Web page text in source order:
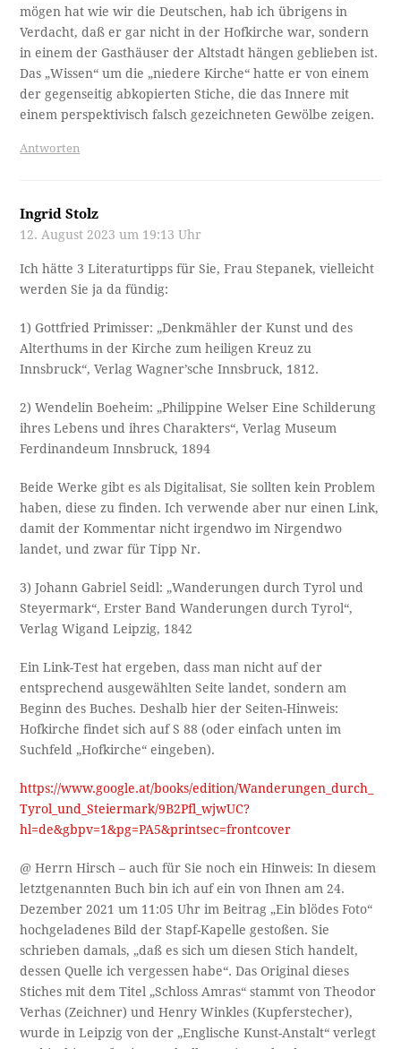
mögen hat wie wir die Deutschen, hab ich übrigens in
Verdacht, daß er gar nicht in der Hofkirche war, sondern
in einem der Gasthäuser der Altstadt hängen geblieben ist.
Das „Wissen“ um die „niedere Kirche“ hatte er von einem
der gegenseitig abkopierten Stiche, die das Innere mit
einem perspektivisch falsch gezeichneten Gewölbe zeigen.
Antworten
Ingrid Stolz
12. August 2023 um 19:13 Uhr
Ich hätte 3 Literaturtipps für Sie, Frau Stepanek, vielleicht
werden Sie ja da fündig:
1) Gottfried Primisser: „Denkmähler der Kunst und des
Alterthums in der Kirche zum heiligen Kreuz zu
Innsbruck“, Verlag Wagner’sche Innsbruck, 1812.
2) Wendelin Boeheim: „Philippine Welser Eine Schilderung
ihres Lebens und ihres Charakters“, Verlag Museum
Ferdinandeum Innsbruck, 1894
Beide Werke gibt es als Digitalisat, Sie sollten kein Problem
haben, diese zu finden. Ich verwende aber nur einen Link,
damit der Kommentar nicht irgendwo im Nirgendwo
landet, und zwar für Tipp Nr.
3) Johann Gabriel Seidl: „Wanderungen durch Tyrol und
Steyermark“, Erster Band Wanderungen durch Tyrol“,
Verlag Wigand Leipzig, 1842
Ein Link-Test hat ergeben, dass man nicht auf der
entsprechend ausgewählten Seite landet, sondern am
Beginn des Buches. Deshalb hier der Seiten-Hinweis:
Hofkirche findet sich auf S 88 (oder einfach unten im
Suchfeld „Hofkirche“ eingeben).
https://www.google.at/books/edition/Wanderungen_durch_
Tyrol_und_Steiermark/9B2Pfl_wjwUC?
hl=de&gbpv=1&pg=PA5&printsec=frontcover
@ Herrn Hirsch – auch für Sie noch ein Hinweis: In diesem
letztgenannten Buch bin ich auf ein von Ihnen am 24.
Dezember 2021 um 11:05 Uhr im Beitrag „Ein blödes Foto“
hochgeladenes Bild der Stapf-Kapelle gestoßen. Sie
schrieben damals, „daß es sich um diesen Stich handelt,
dessen Quelle ich vergessen habe“. Das Original dieses
Stiches mit dem Titel „Schloss Amras“ stammt von Theodor
Verhas (Zeichner) und Henry Winkles (Kupferstecher),
wurde in Leipzig von der „Englische Kunst-Anstalt“ verlegt